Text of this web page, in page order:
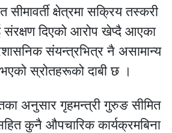
क्षेत्रमा सक्रिय तस्करी
दिएको आरोप खेप्दै आएका
संयन्त्रभित्र नै असामान्य
स्रोतहरूको दाबी छ ।
अनुसार गृहमन्त्री गुरुङ सीमित
कुनै औपचारिक कार्यक्रमबिना